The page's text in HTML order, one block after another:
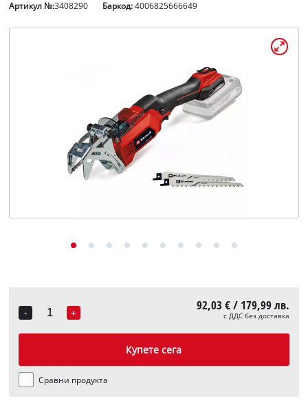
Артикул №:3408290 Баркод:4006825666649
-
Quantity
+ 92,03 € / 179,99 лв.
с ДДС без доставка
Купете сега
Сравни продукта